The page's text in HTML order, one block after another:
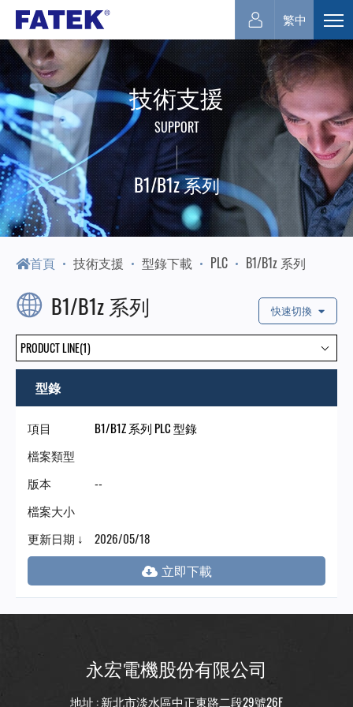
永
宏
電
機
展
開
選
單
繁中
技術支援
SUPPORT
B1/B1z 系列
首頁 技術支援 型錄下載 PLC B1/B1z 系列
快速切換
B1/B1z 系列
PRODUCT LINE(1)
型錄
項目
B1/B1Z 系列 PLC 型錄
檔案類型
版本
--
檔案大小
更新日期 ↓
2026/05/18
永宏電機股份有限公司
地址 : 新北市淡水區中正東路二段29號26F